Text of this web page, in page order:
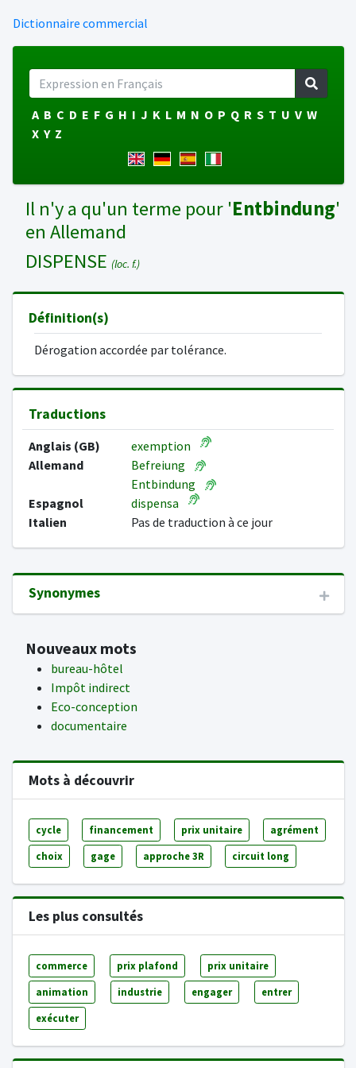
Dictionnaire commercial
A B C D E F G H I J K L M N O P Q R S T U V W
X Y Z
Il n'y a qu'un terme pour 'Entbindung'
en Allemand
DISPENSE (loc. f.)
Définition(s)
Dérogation accordée par tolérance.
Traductions
Anglais (GB)
exemption
Allemand
Befreiung
Entbindung
Espagnol
dispensa
Italien
Pas de traduction à ce jour
Synonymes
Nouveaux mots
bureau-hôtel
Impôt indirect
Eco-conception
documentaire
Mots à découvrir
cycle financement prix unitaire agrément
choix gage approche 3R circuit long
Les plus consultés
commerce prix plafond prix unitaire
animation industrie engager entrer
exécuter